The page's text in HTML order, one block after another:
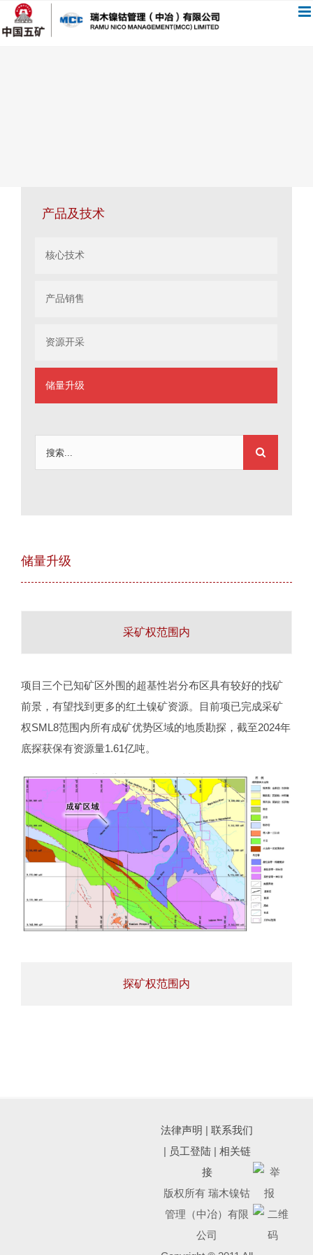
过
储量升级
采矿权范围内
项目三个已知矿区外围的超基性岩分布区具有较好的找矿
前景，有望找到更多的红土镍矿资源。目前项已完成采矿
权SML8范围内所有成矿优势区域的地质勘探，截至2024年
底探获保有资源量1.61亿吨。
探矿权范围内
产品及技术
核心技术
产品销售
资源开采
储量升级
法律声明 |联系我们
| 员工登陆| 相关链
接
版权所有 瑞木镍钴
管理（中冶）有限
公司